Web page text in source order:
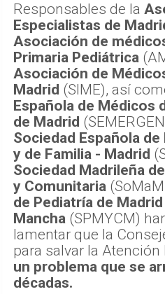
Responsables de la
Especialistas de
Asociación de
Primaria Pediátrica
Asociación de
Madrid (SIME), así
Española de Médicos
de Madrid
Sociedad Española
y de Familia - Madrid
Sociedad Madrileña
y Comunitaria
de Pediatría de
Mancha (SPMYCM)
lamentar que la
para salvar la
un problema que se
décadas.